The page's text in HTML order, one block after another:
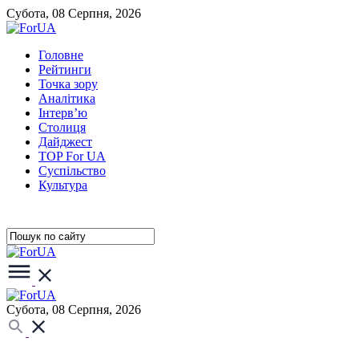
Субота, 08 Серпня, 2026
Головне
Рейтинги
Точка зору
Аналітика
Інтерв’ю
Столиця
Дайджест
TOP For UA
Суспiльство
Культура
Субота, 08 Серпня, 2026